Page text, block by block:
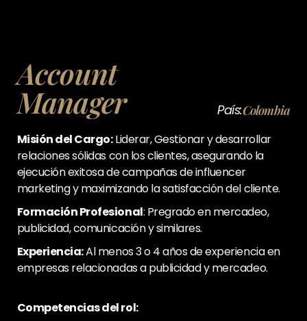
Account
Manager País:Colombia
Misión del Cargo:Liderar, Gestionar y desarrollar
relaciones sólidas con los clientes, asegurando la
ejecución exitosa de campañas de influencer
marketing y maximizando la satisfacción del cliente.
Formación Profesional: Pregrado en mercadeo,
publicidad, comunicación y similares.
Experiencia:Al menos 3 o 4 años de experiencia en
empresas relacionadas a publicidad y mercadeo.
Competencias del rol: